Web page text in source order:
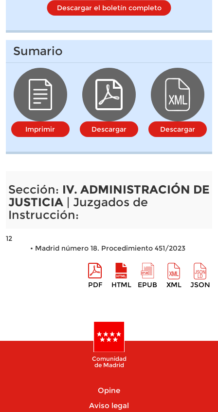
Descargar el boletín completo
Sumario
Imprimir Descargar Descargar
Sección: IV. ADMINISTRACIÓN DE
JUSTICIA| Juzgados de
Instrucción:
12
• Madrid número 18. Procedimiento 451/2023
PDF HTML EPUB XML JSON
Comunidad
de Madrid
Opine
Aviso legal